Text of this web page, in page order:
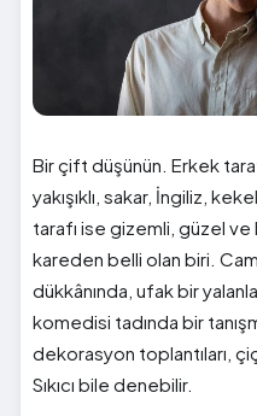
Bir çift düşünün. Erkek
yakışıklı, sakar, İngiliz,
tarafı ise gizemli, güzel ve
kareden belli olan biri.
dükkânında, ufak bir
komedisi tadında bir
dekorasyon toplantıları,
Sıkıcı bile denebilir.